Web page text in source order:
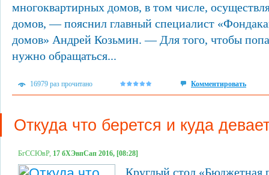
многоквартирных домов, в том числе,
домов, — пояснил главный специалист
домов» Андрей Козьмин. — Для того, чтобы
нужно обращаться...
16979 раз прочитано Комментировать
Откуда что берется и куда
БгССЮвР, 17 бХЭвпСап 2016, [08:28]
Круглый стол «Бюджетная